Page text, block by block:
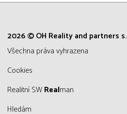
2026 © OH Reality and partners
všechna práva vyhrazena
Cookies
Realitní SWRealman
Hledám